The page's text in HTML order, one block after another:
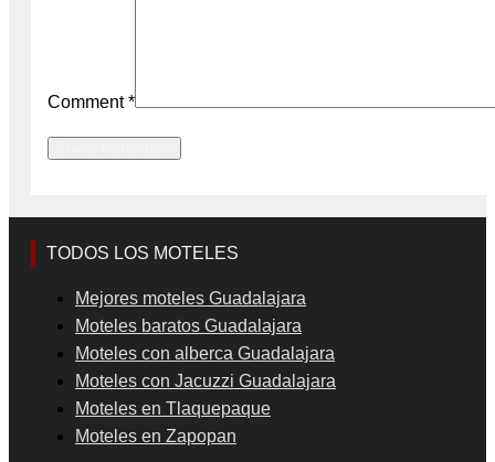
Comment*
TODOS LOS MOTELES
Mejores moteles Guadalajara
Moteles baratos Guadalajara
Moteles con alberca Guadalajara
Moteles con Jacuzzi Guadalajara
Moteles en Tlaquepaque
Moteles en Zapopan